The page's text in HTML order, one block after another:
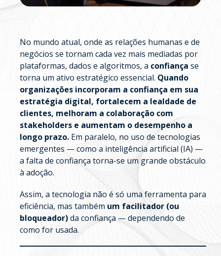
No mundo atual, onde as relações humanas e de
negócios se tornam cada vez mais mediadas por
plataformas, dados e algoritmos, a confiança se
torna um ativo estratégico essencial. Quando
organizações incorporam a confiança em sua
estratégia digital, fortalecem a lealdade de
clientes, melhoram a colaboração com
stakeholders e aumentam o desempenho a
longo prazo. Em paralelo, no uso de tecnologias
emergentes — como a inteligência artificial (IA) —
a falta de confiança torna-se um grande obstáculo
à adoção.
Assim, a tecnologia não é só uma ferramenta para
eficiência, mas também um facilitador (ou
bloqueador)da confiança — dependendo de
como for usada.